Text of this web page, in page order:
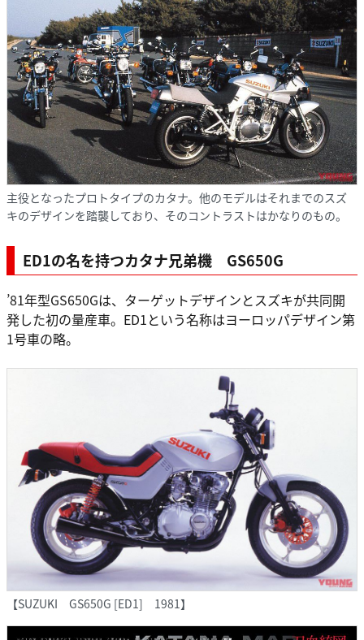
主役となったプロトタイプのカタナ。他のモデルはそれまでのスズ
キのデザインを踏襲しており、そのコントラストはかなりのもの。
ED1の名を持つカタナ兄弟機 GS650G
’81年型GS650Gは、ターゲットデザインとスズキが共同開
発した初の量産車。ED1という名称はヨーロッパデザイン第
1号車の略。
【SUZUKI GS650G [ED1] 1981】